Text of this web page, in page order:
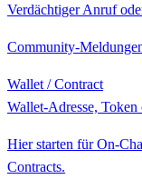
Verdächtiger Anruf
Community-
Wallet / Contract
Wallet-Adresse, Token
Hier starten für On-
Contracts.